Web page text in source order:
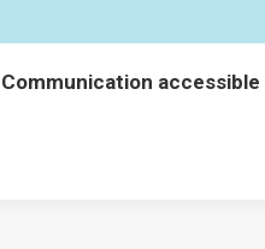
Communication accessible
Communication accessible